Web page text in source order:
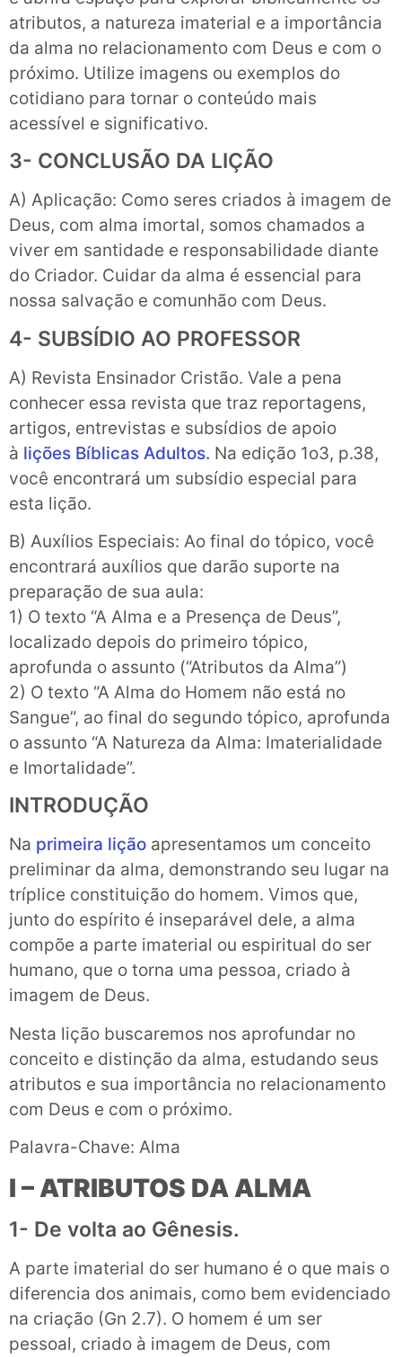
atributos, a natureza imaterial e a importância
da alma no relacionamento com Deus e com o
próximo. Utilize imagens ou exemplos do
cotidiano para tornar o conteúdo mais
acessível e significativo.
3- CONCLUSÃO DA LIÇÃO
A) Aplicação: Como seres criados à imagem de
Deus, com alma imortal, somos chamados a
viver em santidade e responsabilidade diante
do Criador. Cuidar da alma é essencial para
nossa salvação e comunhão com Deus.
4- SUBSÍDIO AO PROFESSOR
A) Revista Ensinador Cristão. Vale a pena
conhecer essa revista que traz reportagens,
artigos, entrevistas e subsídios de apoio
à lições Bíblicas Adultos. Na edição 1o3, p.38,
você encontrará um subsídio especial para
esta lição.
B) Auxílios Especiais: Ao final do tópico, você
encontrará auxílios que darão suporte na
preparação de sua aula:
1) O texto “A Alma e a Presença de Deus”,
localizado depois do primeiro tópico,
aprofunda o assunto (“Atributos da Alma”)
2) O texto “A Alma do Homem não está no
Sangue”, ao final do segundo tópico, aprofunda
o assunto “A Natureza da Alma: Imaterialidade
e Imortalidade”.
INTRODUÇÃO
Na primeira lição apresentamos um conceito
preliminar da alma, demonstrando seu lugar na
tríplice constituição do homem. Vimos que,
junto do espírito é inseparável dele, a alma
compõe a parte imaterial ou espiritual do ser
humano, que o torna uma pessoa, criado à
imagem de Deus.
Nesta lição buscaremos nos aprofundar no
conceito e distinção da alma, estudando seus
atributos e sua importância no relacionamento
com Deus e com o próximo.
Palavra-Chave: Alma
I – ATRIBUTOS DA ALMA
1- De volta ao Gênesis.
A parte imaterial do ser humano é o que mais o
diferencia dos animais, como bem evidenciado
na criação (Gn 2.7). O homem é um ser
pessoal, criado à imagem de Deus, com